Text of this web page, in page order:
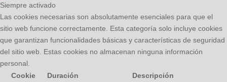
Siempre activado
Las cookies necesarias son absolutamente esenciales para que el
sitio web funcione correctamente. Esta categoría solo incluye cookies
que garantizan funcionalidades básicas y características de seguridad
del sitio web. Estas cookies no almacenan ninguna información
personal.
Cookie
Duración Descripción